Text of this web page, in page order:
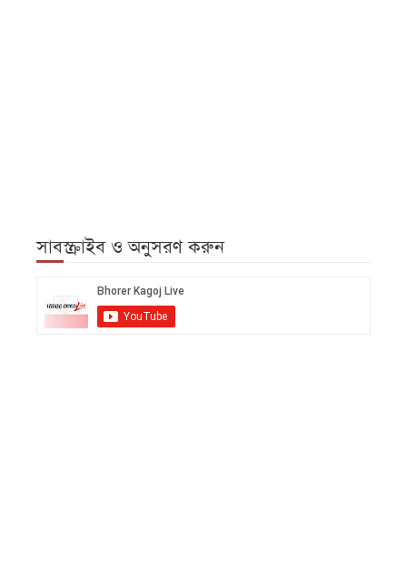
সাবস্ক্রাইব ও অনুসরণ করুন